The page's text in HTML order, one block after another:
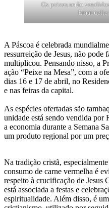
Os peixes serão
Emanuelle
A Páscoa é celebrada
ressurreição de Jesus, não pode
multiplicou. Pensando nisso, a
ação “Peixe na Mesa”, com a
dias 16 e 17 de abril, no
e nas feiras da capital.
As espécies ofertadas são
unidade está sendo vendida
a economia durante a Semana
um produto regional por um
Na tradição cristã,
consumo de carne vermelha é
respeito à crucificação de Jesus
está associada a festas e
espiritualidade. Além disso, é